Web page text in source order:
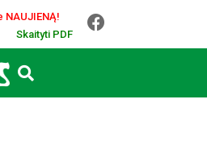
NAUJIENĄ!
Skaityti PDF